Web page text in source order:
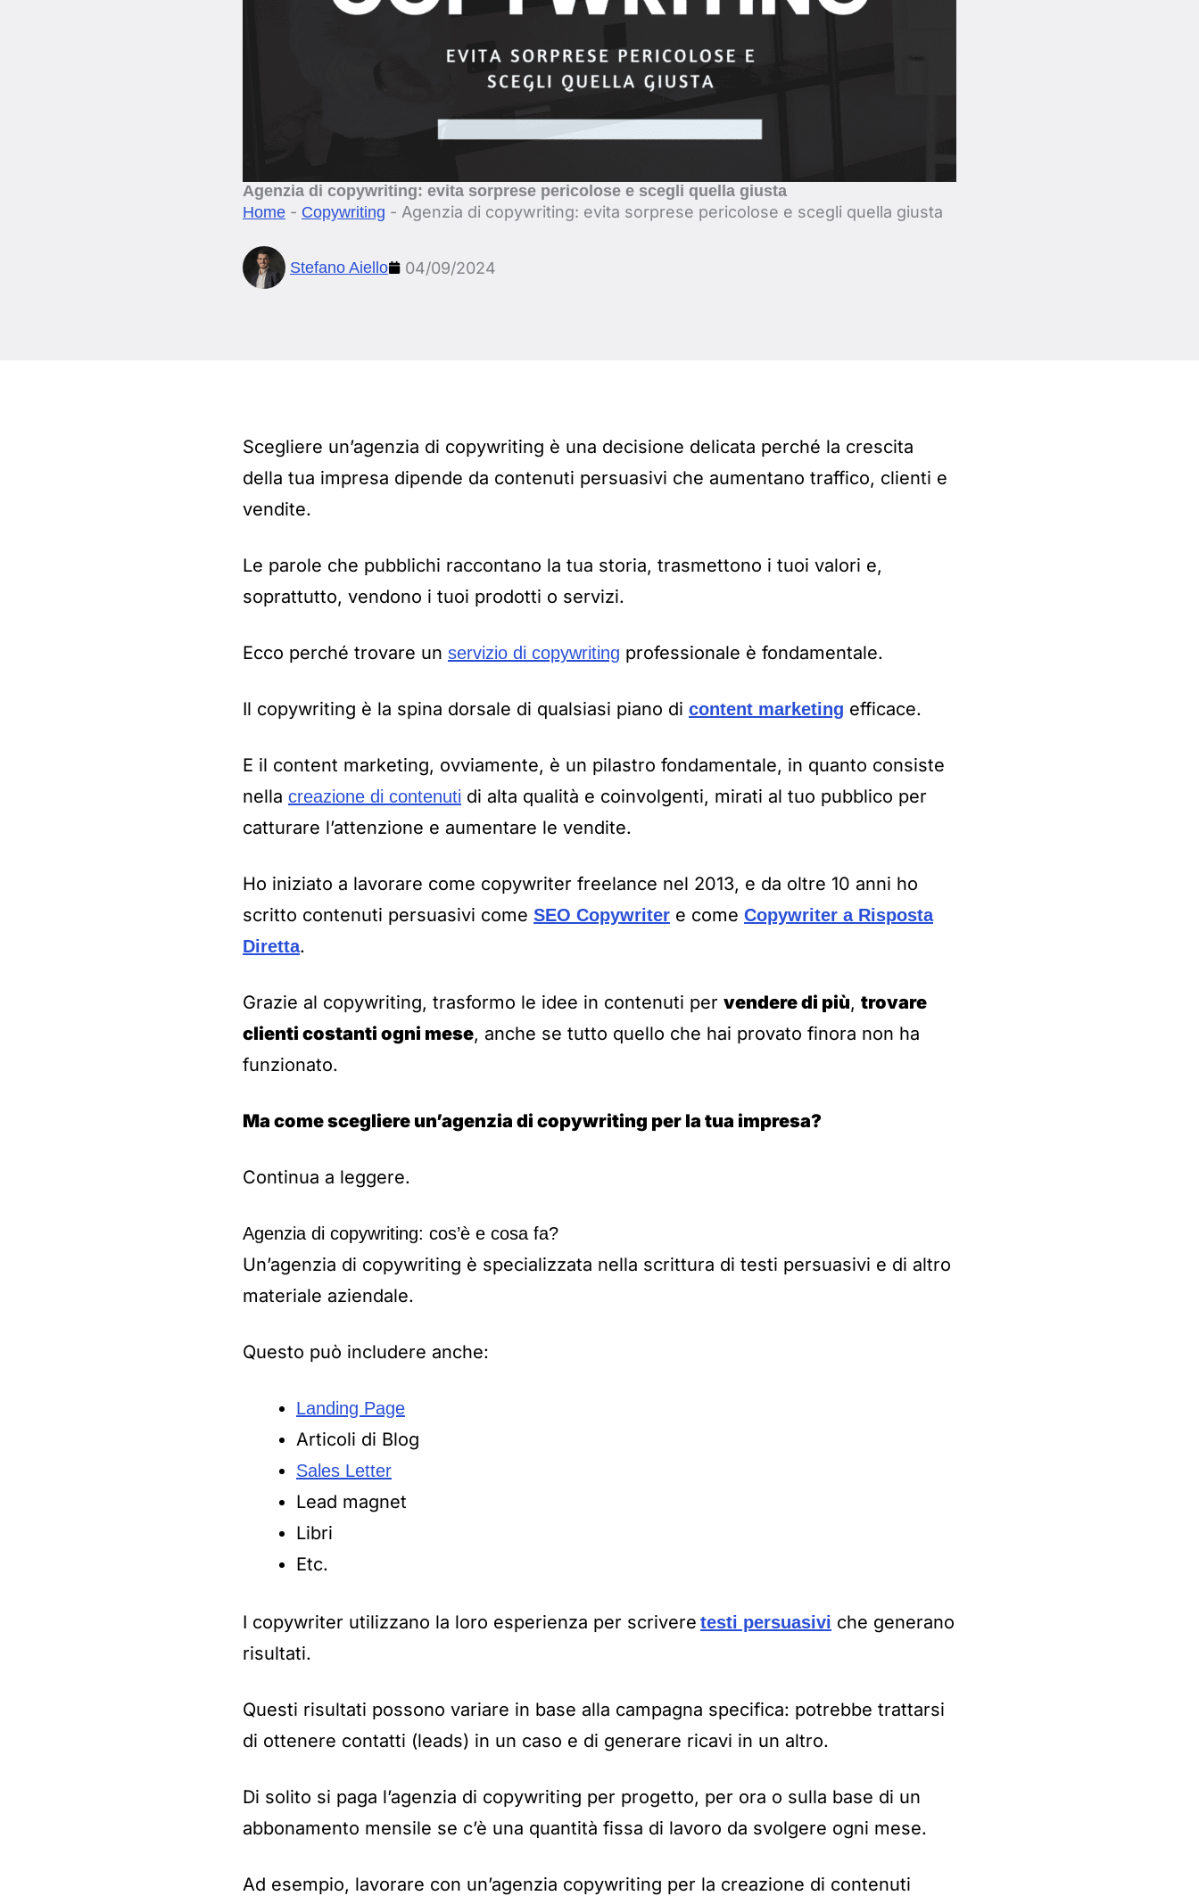
Agenzia di copywriting: evita sorprese pericolose e scegli quella giusta
Home - Copywriting - Agenzia di copywriting: evita sorprese pericolose e scegli quella giusta
Stefano Aiello 04/09/2024
Scegliere un’agenzia di copywriting è una decisione delicata perché la crescita
della tua impresa dipende da contenuti persuasivi che aumentano traffico, clienti e
vendite.
Le parole che pubblichi raccontano la tua storia, trasmettono i tuoi valori e,
soprattutto, vendono i tuoi prodotti o servizi.
Ecco perché trovare un servizio di copywriting professionale è fondamentale.
Il copywriting è la spina dorsale di qualsiasi piano di content marketing efficace.
E il content marketing, ovviamente, è un pilastro fondamentale, in quanto consiste
nella creazione di contenuti di alta qualità e coinvolgenti, mirati al tuo pubblico per
catturare l’attenzione e aumentare le vendite.
Ho iniziato a lavorare come copywriter freelance nel 2013, e da oltre 10 anni ho
scritto contenuti persuasivi come SEO Copywriter e come Copywriter a Risposta
Diretta.
Grazie al copywriting, trasformo le idee in contenuti per vendere di più, trovare
clienti costanti ogni mese, anche se tutto quello che hai provato finora non ha
funzionato.
Ma come scegliere un’agenzia di copywriting per la tua impresa?
Continua a leggere.
Agenzia di copywriting: cos’è e cosa fa?
Un’agenzia di copywriting è specializzata nella scrittura di testi persuasivi e di altro
materiale aziendale.
Questo può includere anche:
Landing Page
Articoli di Blog
Sales Letter
Lead magnet
Libri
Etc.
I copywriter utilizzano la loro esperienza per scrivere testi persuasivi che generano
risultati.
Questi risultati possono variare in base alla campagna specifica: potrebbe trattarsi
di ottenere contatti (leads) in un caso e di generare ricavi in un altro.
Di solito si paga l’agenzia di copywriting per progetto, per ora o sulla base di un
abbonamento mensile se c’è una quantità fissa di lavoro da svolgere ogni mese.
Ad esempio, lavorare con un’agenzia copywriting per la creazione di contenuti